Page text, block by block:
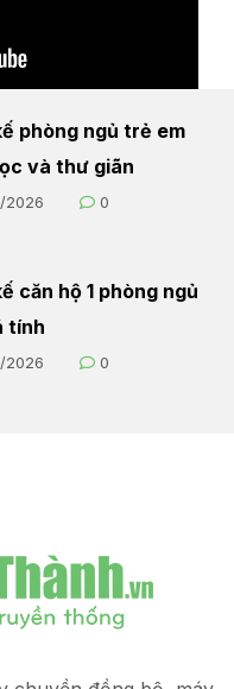
phòng ngủ trẻ em
và thư giãn
2026 0
căn hộ 1 phòng ngủ
tính
2026 0